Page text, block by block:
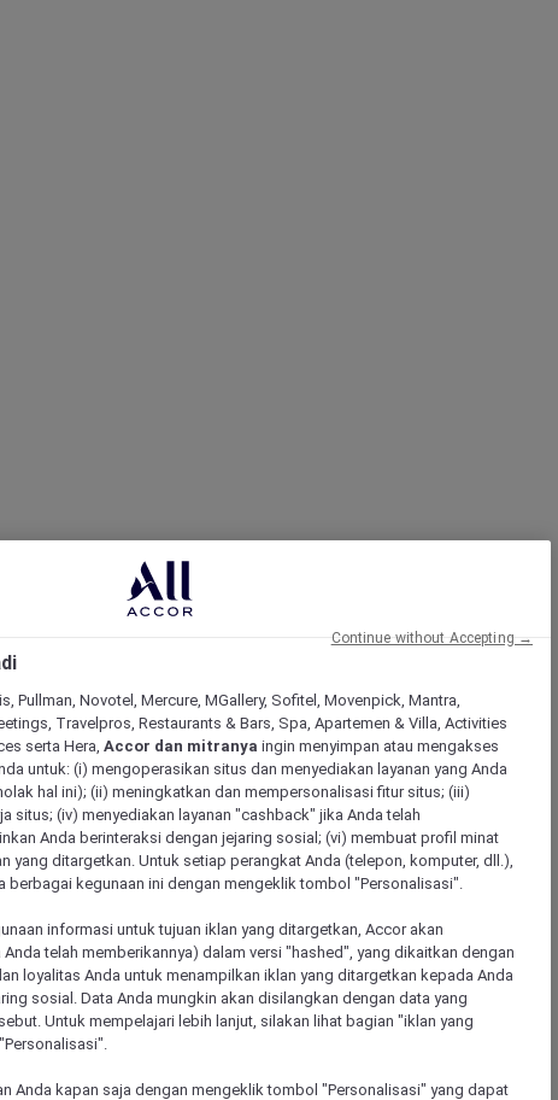
Pullman, Novotel, Mercure, MGallery, Sofitel, Movenpick, Mantra,
Travelpros, Restaurants & Bars, Spa, Apartemen & Villa, Activities
serta Hera, Accor dan mitranya ingin menyimpan atau mengakses
untuk: (i) mengoperasikan situs dan menyediakan layanan yang Anda
hal ini); (ii) meningkatkan dan mempersonalisasi fitur situs; (iii)
situs; (iv) menyediakan layanan "cashback" jika Anda telah
Anda berinteraksi dengan jejaring sosial; (vi) membuat profil minat
yang ditargetkan. Untuk setiap perangkat Anda (telepon, komputer, dll.),
berbagai kegunaan ini dengan mengeklik tombol "Personalisasi".
informasi untuk tujuan iklan yang ditargetkan, Accor akan
telah memberikannya) dalam versi "hashed", yang dikaitkan dengan
loyalitas Anda untuk menampilkan iklan yang ditargetkan kepada Anda
sosial. Data Anda mungkin akan disilangkan dengan data yang
Untuk mempelajari lebih lanjut, silakan lihat bagian "iklan yang
Anda kapan saja dengan mengeklik tombol "Personalisasi" yang dapat
Continue without Accepting →